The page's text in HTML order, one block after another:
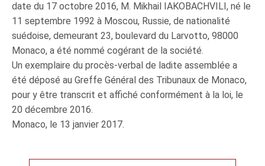
date du 17 octobre 2016, M. Mikhail IAKOBACHVILI, né le
11 septembre 1992 à Moscou, Russie, de nationalité
suédoise, demeurant 23, boulevard du Larvotto, 98000
Monaco, a été nommé cogérant de la société.
Un exemplaire du procès-verbal de ladite assemblée a
été déposé au Greffe Général des Tribunaux de Monaco,
pour y être transcrit et affiché conformément à la loi, le
20 décembre 2016.
Monaco, le 13 janvier 2017.